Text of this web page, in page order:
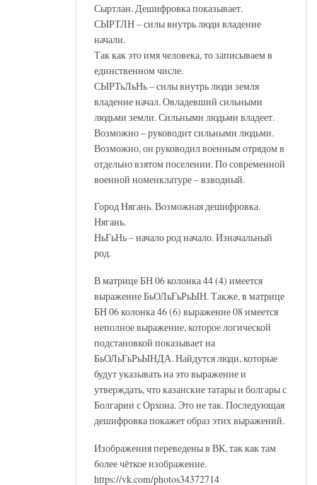
Сыртлан. Дешифровка показывает.
СЫРТЛН – силы внутрь люди владение
начали.
Так как это имя человека, то записываем в
единственном числе.
СЫРТьЛьНь – силы внутрь люди земля
владение начал. Овладевший сильными
людьми земли. Сильными людьми владеет.
Возможно – руководит сильными людьми.
Возможно, он руководил военным отрядом в
отдельно взятом поселении. По современной
военной номенклатуре – взводный.
Город Нягань. Возможная дешифровка.
Нягань.
НьҒьНь – начало род начало. Изначальный
род.
В матрице БН 06 колонка 44 (4) имеется
выражение БьОЛьҒьРьЫН. Также, в матрице
БН 06 колонка 46 (6) выражение 08 имеется
неполное выражение, которое логической
подстановкой показывает на
БьОЛьҒьРьЫНДА. Найдутся люди, которые
будут указывать на это выражение и
утверждать, что казанские татары и болгары с
Болгарии с Орхона. Это не так. Последующая
дешифровка покажет образ этих выражений.
Изображения переведены в ВК, так как там
более чёткое изображение.
https://vk.com/photos34372714